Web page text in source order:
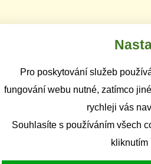
Pro poskytování služeb
fungování webu nutné, zatímco
rychleji vás
Souhlasíte s používáním všech
kliknutím